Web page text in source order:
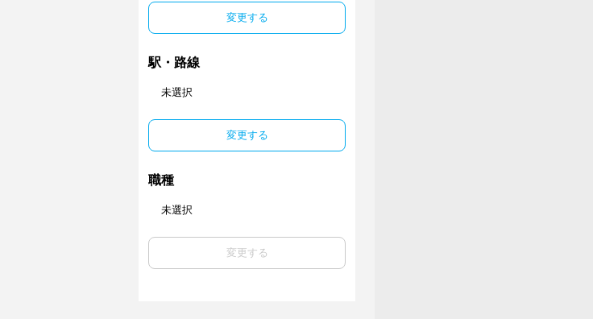
変更する
駅・路線
未選択
変更する
職種
未選択
変更する